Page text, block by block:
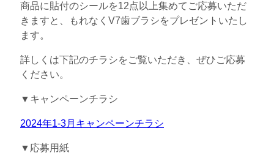
商品に貼付のシールを12点以上集めてご応募いただ
きますと、もれなくV7歯ブラシをプレゼントいたし
ます。
詳しくは下記のチラシをご覧いただき、ぜひご応募
ください。
▼キャンペーンチラシ
2024年1-3月キャンペーンチラシ
▼応募用紙